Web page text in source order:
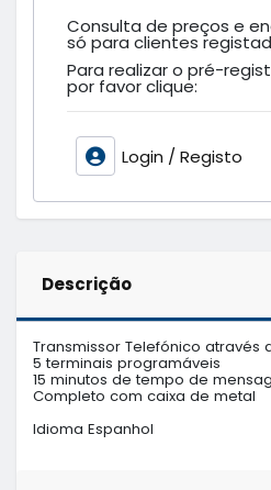
Consulta de preços e
só para clientes
Para realizar o pré-
por favor clique:
Login / Registo
Descrição
Transmissor Telefónico através
5 terminais programáveis
15 minutos de tempo de
Completo com caixa de metal
Idioma Espanhol